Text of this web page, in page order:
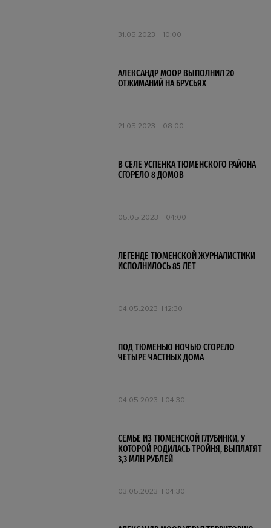
31.05.2023 10:00
АЛЕКСАНДР МООР ВЫПОЛНИЛ 20
ОТЖИМАНИЙ НА БРУСЬЯХ
21.05.2023 08:00
В СЕЛЕ УСПЕНКА ТЮМЕНСКОГО РАЙОНА
СГОРЕЛО 8 ДОМОВ
05.05.2023 04:00
ЛЕГЕНДЕ ТЮМЕНСКОЙ ЖУРНАЛИСТИКИ
ИСПОЛНИЛОСЬ 85 ЛЕТ
04.05.2023 12:30
ПОД ТЮМЕНЬЮ НОЧЬЮ СГОРЕЛО
ЧЕТЫРЕ ЧАСТНЫХ ДОМА
04.05.2023 04:30
СЕМЬЕ ИЗ ТЮМЕНСКОЙ ГЛУБИНКИ, У
КОТОРОЙ РОДИЛАСЬ ТРОЙНЯ, ВЫПЛАТЯТ
3,3 МЛН РУБЛЕЙ
03.05.2023 04:30